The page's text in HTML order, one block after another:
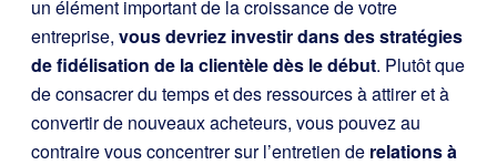
un élément important de la croissance de votre
entreprise, vous devriez investir dans des stratégies
de fidélisation de la clientèle dès le début. Plutôt que
de consacrer du temps et des ressources à attirer et à
convertir de nouveaux acheteurs, vous pouvez au
contraire vous concentrer sur l’entretien de relations à